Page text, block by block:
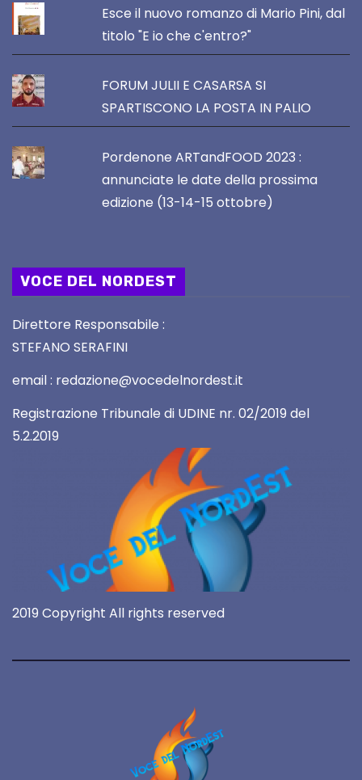
Esce il nuovo romanzo di Mario Pini, dal
titolo "E io che c'entro?"
FORUM JULII E CASARSA SI
SPARTISCONO LA POSTA IN PALIO
Pordenone ARTandFOOD 2023 :
annunciate le date della prossima
edizione (13-14-15 ottobre)
VOCE DEL NORDEST
Direttore Responsabile :
STEFANO SERAFINI
email : redazione@vocedelnordest.it
Registrazione Tribunale di UDINE nr. 02/2019 del
5.2.2019
2019 Copyright All rights reserved